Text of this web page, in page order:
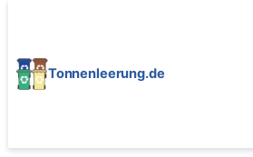
Tonnenleerung.de